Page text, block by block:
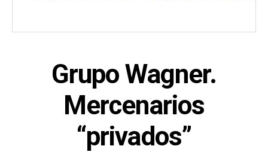
Grupo Wagner.
Mercenarios
“privados”